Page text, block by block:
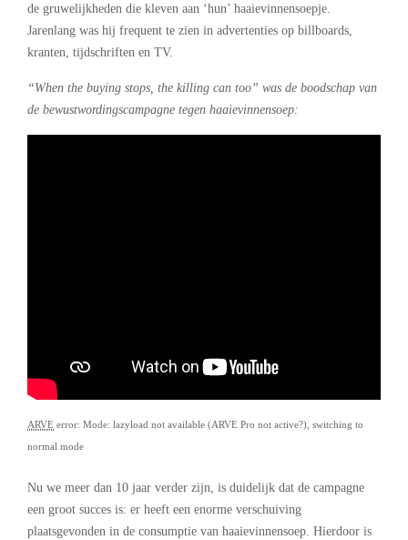
de gruwelijkheden die kleven aan ‘hun’ haaievinnensoepje.
Jarenlang was hij frequent te zien in advertenties op billboards,
kranten, tijdschriften en TV.
“When the buying stops, the killing can too” was de boodschap van
de bewustwordingscampagne tegen haaievinnensoep:
ARVE error: Mode: lazyload not available (ARVE Pro not active?), switching to
normal mode
Nu we meer dan 10 jaar verder zijn, is duidelijk dat de campagne
een groot succes is: er heeft een enorme verschuiving
plaatsgevonden in de consumptie van haaievinnensoep. Hierdoor is